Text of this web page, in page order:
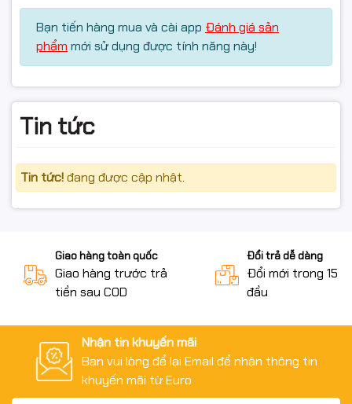
Bạn tiến hàng mua và cài app Đánh giá sản
phẩm mới sử dụng được tính năng này!
Tin tức
Tin tức!đang được cập nhật.
Giao hàng toàn quốc
Giao hàng trước trả
tiền sau COD
Đổi trả dễ dàng
Đổi mới trong 15
đầu
Nhận tin khuyến mãi
Bạn vui lòng để lại Email để nhận thông tin
khuyến mãi từ Euro